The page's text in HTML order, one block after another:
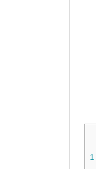
1